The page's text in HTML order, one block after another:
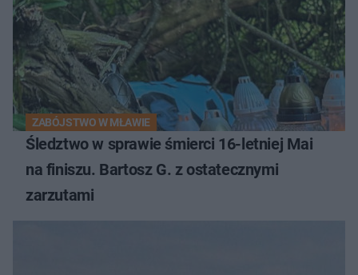
ZABÓJSTWO W MŁAWIE
Śledztwo w sprawie śmierci 16-letniej Mai
na finiszu. Bartosz G. z ostatecznymi
zarzutami